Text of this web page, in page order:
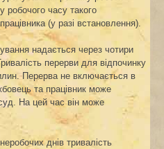
робочого часу такого
(у разі встановлення).
надається через чотири
перерви для відпочинку
Перерва не включається в
та працівник може
На цей час він може
днів тривалість